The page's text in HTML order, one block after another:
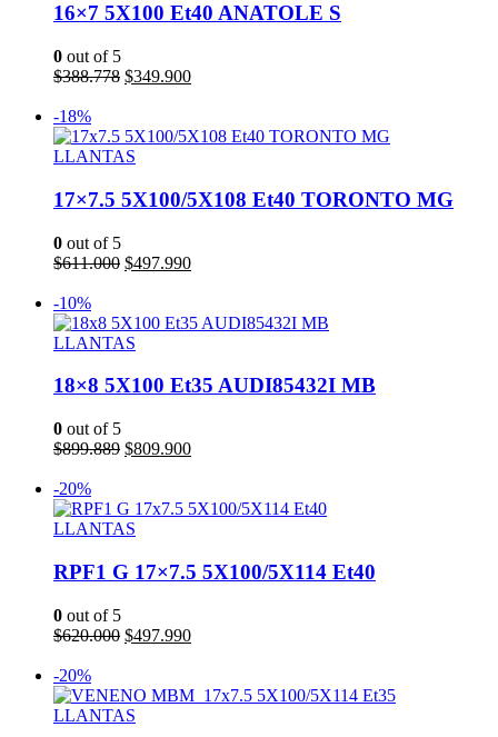
16×7 5X100 Et40 ANATOLE S
0 out of 5
$388.778 El
era:
$388.778.
$349.900El
es:
-18%
LLANTAS
17×7.5 5X100/5X108 Et40 TORONTO MG
0 out of 5
$611.000 El
era:
$611.000.
$497.990El
es:
-10%
LLANTAS
18×8 5X100 Et35 AUDI85432I MB
0 out of 5
$899.889 El
era:
$899.889.
$809.900El
es:
-20%
LLANTAS
RPF1 G 17×7.5 5X100/5X114 Et40
0 out of 5
$620.000 El
era:
$620.000.
$497.990El
es:
-20%
LLANTAS